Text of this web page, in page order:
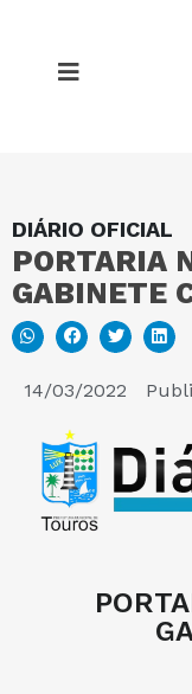
DIÁRIO OFICIAL
PORTARIA
GABINETE
14/03/2022
MAPA DO SITE
PORTAL DA
E-SIC
PERGUNTAS